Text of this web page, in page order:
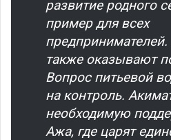
развитие родного
пример для всех
также оказывают
Вопрос питьевой
на контроль.
необходимую
Ажа, где царят